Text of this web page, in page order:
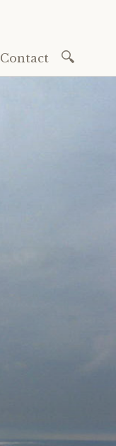
Contact